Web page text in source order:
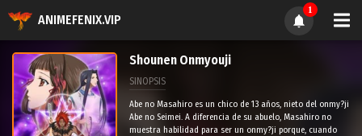
ANIMEFENIX.VIP
1
Shounen Onmyouji
SINOPSIS
Abe no Masahiro es un chico de 13 años, nieto del onmy?ji
Abe no Seimei. A diferencia de su abuelo, Masahiro no
muestra habilidad para ser un onmy?ji porque, cuando